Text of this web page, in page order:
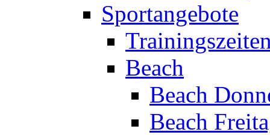
Sportangebote
Beach
Beach
Beach